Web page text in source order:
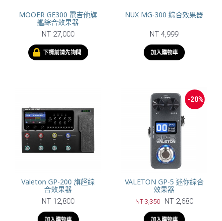
MOOER GE300 電吉他旗
艦綜合效果器
NT 27,000
下標前請先詢問
NUX MG-300 綜合效果器
NT 4,999
加入購物車
Valeton GP-200 旗艦綜
合效果器
NT 12,800
加入購物車
-20%
VALETON GP-5 迷你綜合
效果器
NT 3,350 NT 2,680
加入購物車